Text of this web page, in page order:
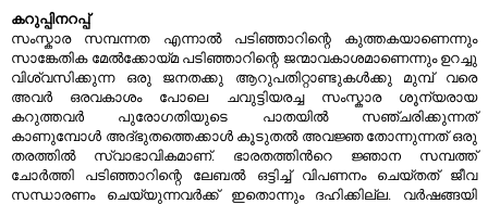
കറുപ്പിനറപ്പ്
സംസ്കാര സമ്പന്നത എന്നാല്‍ പടിഞ്ഞാറിന്റെ കുത്തകയാണെന്നും
സാങ്കേതിക മേല്‍ക്കോയ്മ പടിഞ്ഞാറിന്റെ ജന്മാവകാശമാണെന്നും ഉറച്ചു
വിശ്വസിക്കുന്ന ഒരു ജനതക്കു ആറുപതിറ്റാണ്ടുകള്‍ക്കു മുമ്പ് വരെ
അവര്‍ ഒരവകാശം പോലെ ചവുട്ടിയരച്ച സംസ്കാര ശൂന്യരായ
കറുത്തവര്‍ പുരോഗതിയുടെ പാതയില്‍ സഞ്ചരിക്കുന്നത്
കാണുമ്പോള്‍ അദ്ഭുതത്തെക്കാള്‍ കൂടുതല്‍ അവജ്ഞ തോന്നുന്നത് ഒരു
തരത്തില്‍ സ്വാഭാവികമാണ്. ഭാരതത്തിന്‍റെ ജ്ഞാന സമ്പത്ത്
ചോര്‍ത്തി പടിഞ്ഞാറിന്റെ ലേബല്‍ ഒട്ടിച്ച് വിപണനം ചെയ്തത് ജീവ
സന്ധാരണം ചെയ്യുന്നവര്‍ക്ക് ഇതൊന്നും ദഹിക്കില്ല. വര്‍ഷങ്ങയി